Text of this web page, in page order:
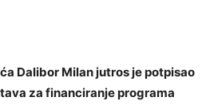
Dalibor Milan jutros je potpisao
za financiranje programa